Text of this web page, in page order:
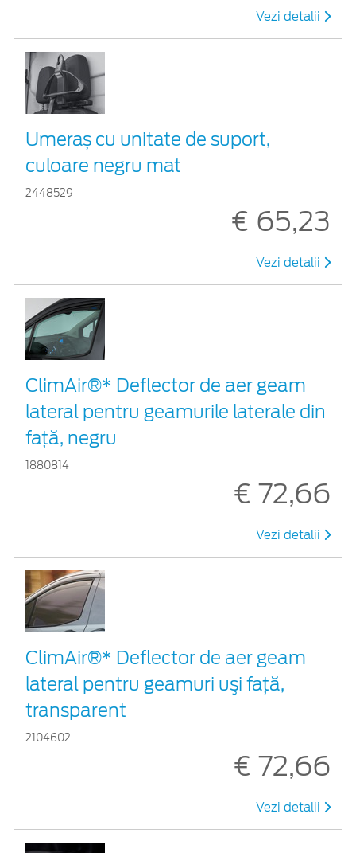
Vezi detalii
Umeraș cu unitate de suport,
culoare negru mat
2448529
€ 65,23
Vezi detalii
ClimAir®* Deflector de aer geam
lateral pentru geamurile laterale din
faţă, negru
1880814
€ 72,66
Vezi detalii
ClimAir®* Deflector de aer geam
lateral pentru geamuri uşi faţă,
transparent
2104602
€ 72,66
Vezi detalii